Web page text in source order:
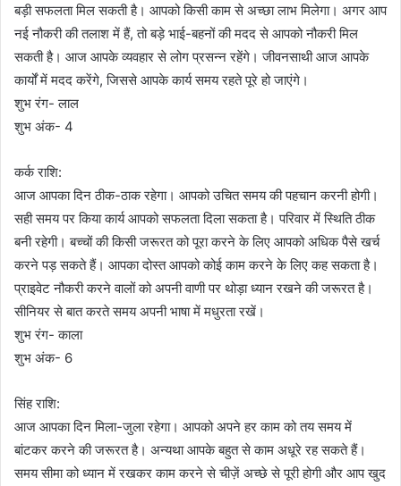
बड़ी सफलता मिल सकती है। आपको किसी काम से अच्छा लाभ मिलेगा। अगर आप
नई नौकरी की तलाश में हैं, तो बड़े भाई-बहनों की मदद से आपको नौकरी मिल
सकती है। आज आपके व्यवहार से लोग प्रसन्न रहेंगे। जीवनसाथी आज आपके
कार्यों में मदद करेंगे, जिससे आपके कार्य समय रहते पूरे हो जाएंगे।
शुभ रंग- लाल
शुभ अंक- 4
कर्क राशि:
आज आपका दिन ठीक-ठाक रहेगा। आपको उचित समय की पहचान करनी होगी।
सही समय पर किया कार्य आपको सफलता दिला सकता है। परिवार में स्थिति ठीक
बनी रहेगी। बच्चों की किसी जरूरत को पूरा करने के लिए आपको अधिक पैसे खर्च
करने पड़ सकते हैं। आपका दोस्त आपको कोई काम करने के लिए कह सकता है।
प्राइवेट नौकरी करने वालों को अपनी वाणी पर थोड़ा ध्यान रखने की जरूरत है।
सीनियर से बात करते समय अपनी भाषा में मधुरता रखें।
शुभ रंग- काला
शुभ अंक- 6
सिंह राशि:
आज आपका दिन मिला-जुला रहेगा। आपको अपने हर काम को तय समय में
बांटकर करने की जरूरत है। अन्यथा आपके बहुत से काम अधूरे रह सकते हैं।
समय सीमा को ध्यान में रखकर काम करने से चीज़ें अच्छे से पूरी होगी और आप खुद